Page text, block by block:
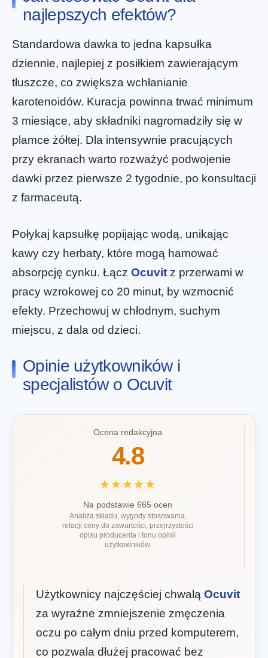
najlepszych efektów?
Standardowa dawka to jedna kapsułka
dziennie, najlepiej z posiłkiem zawierającym
tłuszcze, co zwiększa wchłanianie
karotenoidów. Kuracja powinna trwać minimum
3 miesiące, aby składniki nagromadziły się w
plamce żółtej. Dla intensywnie pracujących
przy ekranach warto rozważyć podwojenie
dawki przez pierwsze 2 tygodnie, po konsultacji
z farmaceutą.
Połykaj kapsułkę popijając wodą, unikając
kawy czy herbaty, które mogą hamować
absorpcję cynku. Łącz Ocuvit z przerwami w
pracy wzrokowej co 20 minut, by wzmocnić
efekty. Przechowuj w chłodnym, suchym
miejscu, z dala od dzieci.
Opinie użytkowników i
specjalistów o Ocuvit
Ocena redakcyjna
4.8
★★★★★
Na podstawie 665 ocen
Analiza składu, wygody stosowania,
relacji ceny do zawartości, przejrzystości
opisu producenta i tonu opinii
użytkowników.
Użytkownicy najczęściej chwalą Ocuvit
za wyraźne zmniejszenie zmęczenia
oczu po całym dniu przed komputerem,
co pozwala dłużej pracować bez